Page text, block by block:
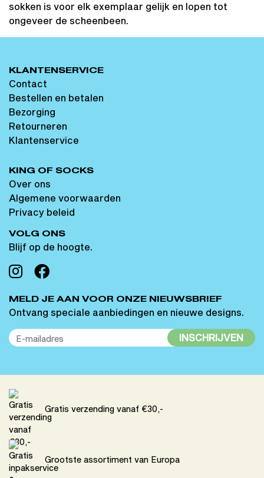
sokken is voor elk exemplaar gelijk en lopen tot
ongeveer de scheenbeen.
KLANTENSERVICE
Contact
Bestellen en betalen
Bezorging
Retourneren
Klantenservice
KING OF SOCKS
Over ons
Algemene voorwaarden
Privacy beleid
VOLG ONS
Blijf op de hoogte.
MELD JE AAN VOOR ONZE NIEUWSBRIEF
Ontvang speciale aanbiedingen en nieuwe designs.
INSCHRIJVEN
Gratis verzending vanaf €30,-
Grootste assortiment van Europa